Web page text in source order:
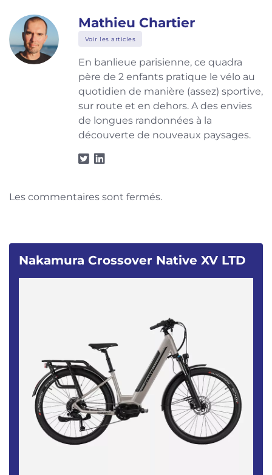
Mathieu Chartier
Voir les articles
En banlieue parisienne, ce quadra
père de 2 enfants pratique le vélo au
quotidien de manière (assez) sportive,
sur route et en dehors. A des envies
de longues randonnées à la
découverte de nouveaux paysages.
Les commentaires sont fermés.
Nakamura Crossover Native XV LTD